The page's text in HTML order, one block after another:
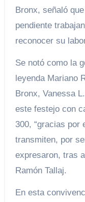
Bronx, señaló
pendiente
reconocer su
Se notó como la
leyenda Mariano
Bronx, Vanessa
este festejo con
300, “gracias por
transmiten, por
expresaron, tras
Ramón Tallaj.
En esta